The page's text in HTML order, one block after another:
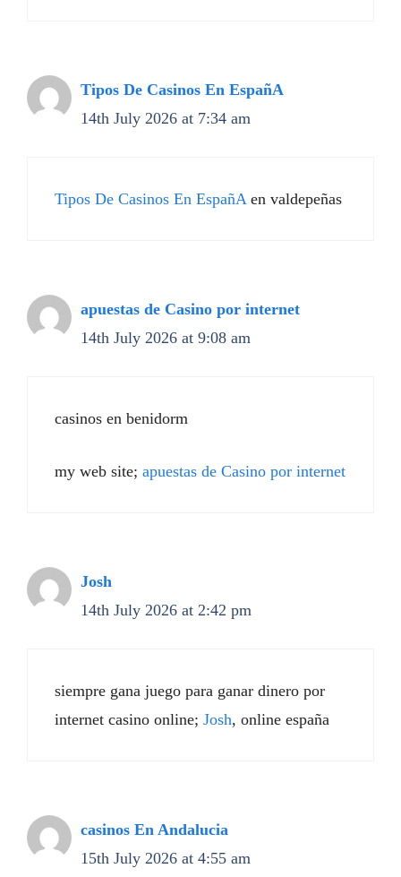
Tipos De Casinos En EspañA
14th July 2026 at 7:34 am
Tipos De Casinos En EspañAen valdepeñas
apuestas de Casino por internet
14th July 2026 at 9:08 am
casinos en benidorm
my web site; apuestas de Casino por internet
Josh
14th July 2026 at 2:42 pm
siempre gana juego para ganar dinero por
internet casino online; Josh, online españa
casinos En Andalucia
15th July 2026 at 4:55 am